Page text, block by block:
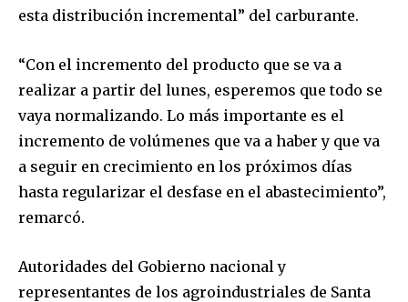
Join our community of
conversation.
esta distribución incremental” del carburante.
“Con el incremento del producto que se va a
realizar a partir del lunes, esperemos que todo se
vaya normalizando. Lo más importante es el
incremento de volúmenes que va a haber y que va
a seguir en crecimiento en los próximos días
hasta regularizar el desfase en el abastecimiento”,
remarcó.
Autoridades del Gobierno nacional y
representantes de los agroindustriales de Santa